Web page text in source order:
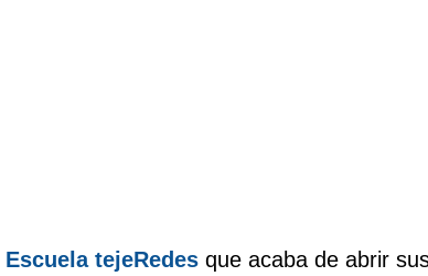
Escuela tejeRedes que acaba de abrir